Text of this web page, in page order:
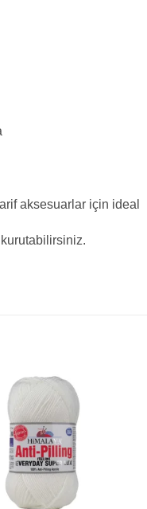
aksesuarlar için ideal
kurutabilirsiniz.